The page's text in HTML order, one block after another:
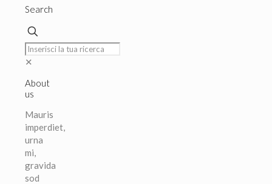
Search
✕
About
us
Mauris
imperdiet,
urna
mi,
gravida
sod